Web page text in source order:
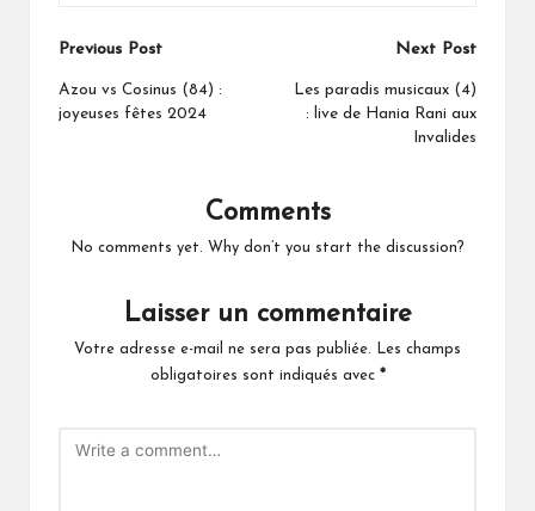
Post
navigation
Previous Post
Azou vs Cosinus (84) :
joyeuses fêtes 2024
Next Post
Les paradis musicaux (4)
: live de Hania Rani aux
Invalides
Comments
No comments yet. Why don’t you start the discussion?
Laisser un commentaire
Votre adresse e-mail ne sera pas publiée.
Les champs
obligatoires sont indiqués avec *